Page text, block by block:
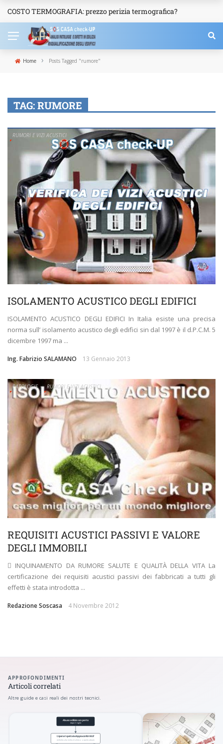
NEWS
COSTO TERMOGRAFIA: prezzo perizia termografica?
Home › Posts Tagged "rumore"
TAG:RUMORE
RUMORI E VIZI ACUSTICI
ISOLAMENTO ACUSTICO DEGLI EDIFICI
ISOLAMENTO ACUSTICO DEGLI EDIFICI In Italia esiste una precisa
norma sull’ isolamento acustico degli edifici sin dal 1997 è il d.P.C.M. 5
dicembre 1997 ma ...
Ing. Fabrizio SALAMANO 13 Gennaio 2013
PATOLOGIE RUMORI E VIZI ACUSTICI
REQUISITI ACUSTICI PASSIVI E VALORE
DEGLI IMMOBILI
 INQUINAMENTO DA RUMORE SALUTE E QUALITÀ DELLA VITA La
certificazione dei requisiti acustici passivi dei fabbricati a tutti gli
effetti è stata introdotta ...
Redazione Soscasa 4 Novembre 2012
APPROFONDIMENTI
Articoli correlati
Altre guide e casi reali dei nostri tecnici.